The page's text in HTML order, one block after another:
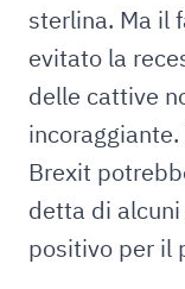
sterlina. Ma il
evitato la
delle cattive
Brexit
detta di
positivo per il